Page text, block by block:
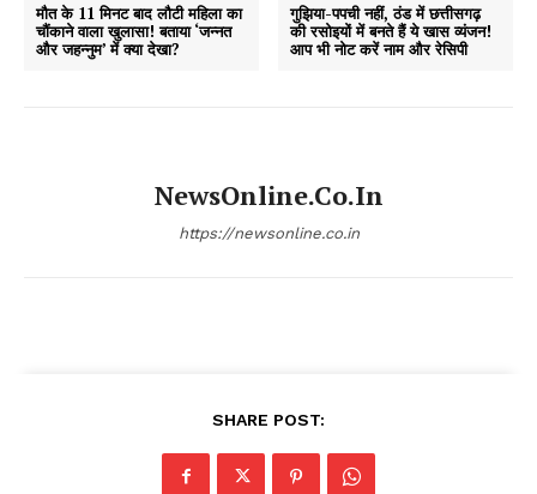
मौत के 11 मिनट बाद लौटी महिला का
चौंकाने वाला खुलासा! बताया ‘जन्नत
और जहन्नुम’ में क्या देखा?
गुझिया-पपची नहीं, ठंड में छत्तीसगढ़
की रसोइयों में बनते हैं ये खास व्यंजन!
आप भी नोट करें नाम और रेसिपी
NewsOnline.co.in
https://newsonline.co.in
SHARE POST: